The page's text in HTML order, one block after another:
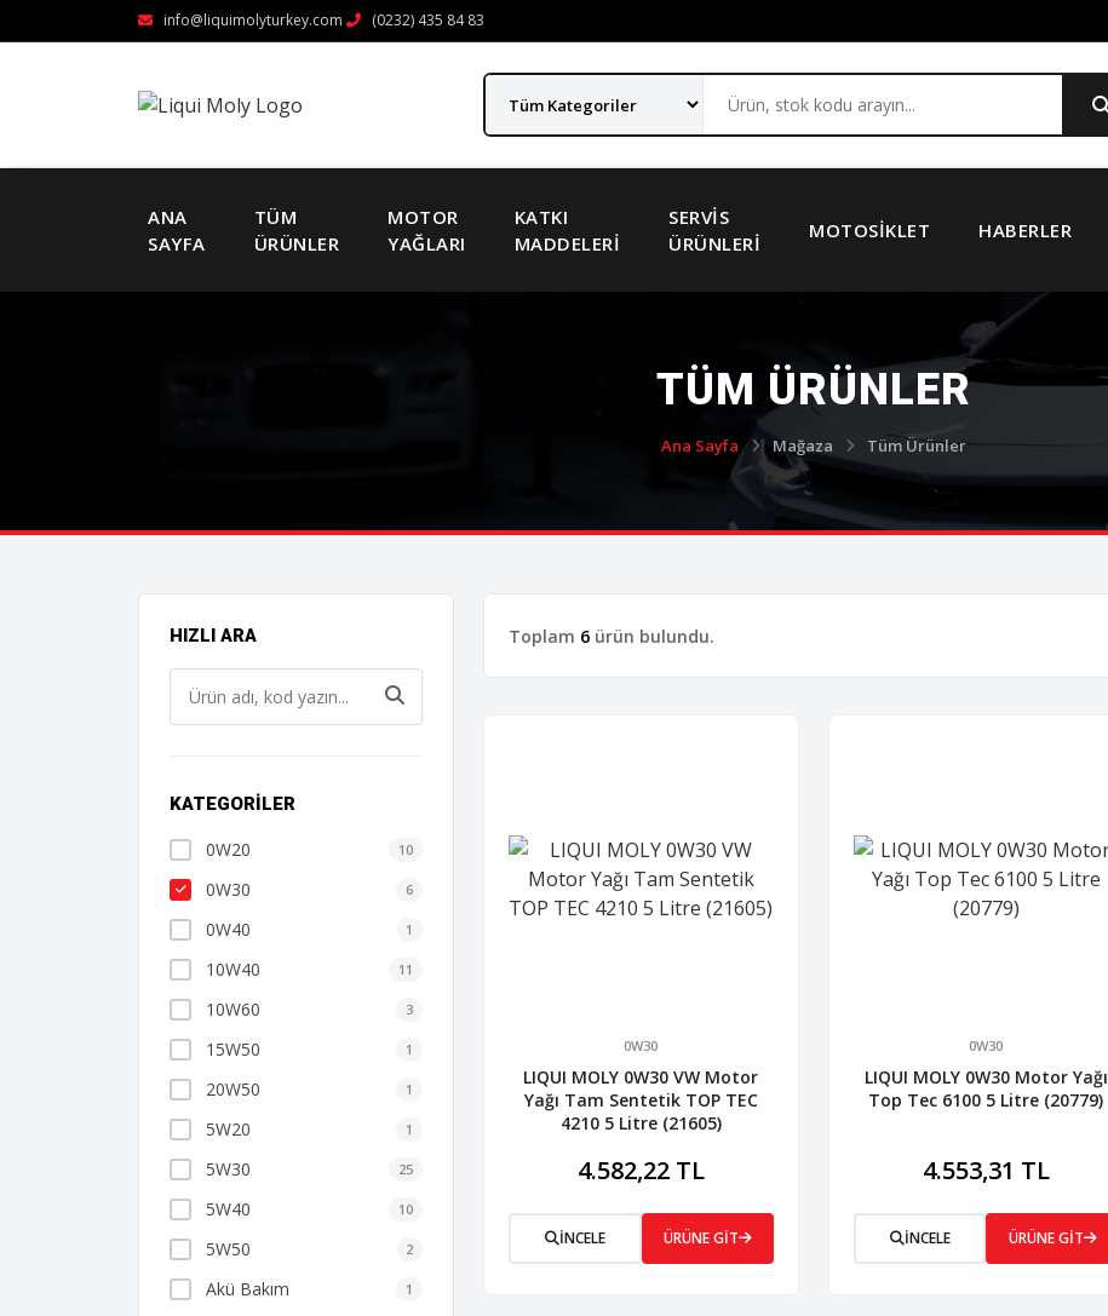
info@liquimolyturkey.com (0232) 435 84 83
ANA
SAYFA
TÜM
ÜRÜNLER
MOTOR
YAĞLARI
KATKI
MADDELERI
SERVIS
ÜRÜNLERI
MOTOSIKLET HABERLER
TÜM ÜRÜNLER
Ana Sayfa Mağaza Tüm Ürünler
HIZLI ARA
KATEGORILER
0W20 10
0W30 6
0W40 1
10W40 11
10W60 3
15W50 1
20W50 1
5W20 1
5W30 25
5W40 10
5W50 2
Akü Bakım 1
Toplam 6 ürün bulundu.
0W30
LIQUI MOLY 0W30 VW Motor
Yağı Tam Sentetik TOP TEC
4210 5 Litre (21605)
4.582,22 TL
İNCELE ÜRÜNE GİT
0W30
LIQUI MOLY 0W30 Motor Yağı
Top Tec 6100 5 Litre (20779)
4.553,31 TL
İNCELE ÜRÜNE GİT